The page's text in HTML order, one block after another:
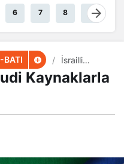
6 7 8 9
BATI
İsrailli
Gazeteci:
Suudi
Kaynaklarla